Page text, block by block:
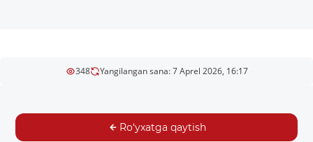
348 Yangilangan sana: 7 Aprel 2026, 16:17
Ro‘yxatga qaytish